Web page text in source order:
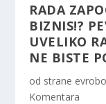
RADA
BIZNIS!?
UVELIKO
NE BISTE
od strane
Komentara